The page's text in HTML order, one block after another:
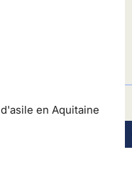
en Aquitaine